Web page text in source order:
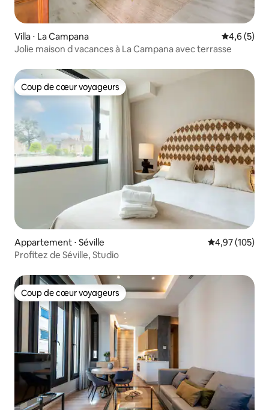
Villa ⋅ La Campana Évaluation
4,6 (5)
Jolie maison d vacances à La Campana avec terrasse
Coup de cœur voyageurs
Coup de cœur voyageurs
Appartement ⋅ Séville Évaluation
4,97 (105)
Profitez de Séville, Studio
Coup de cœur voyageurs
Coup de cœur voyageurs